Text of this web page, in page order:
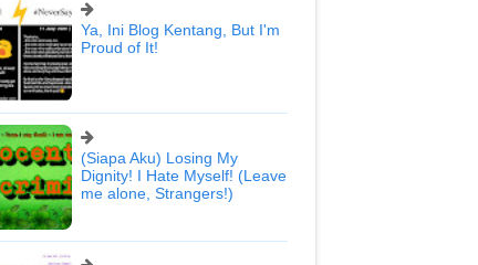
Ya, Ini Blog Kentang, But I'm
Proud of It!
(Siapa Aku) Losing My
Dignity! I Hate Myself! (Leave
me alone, Strangers!)